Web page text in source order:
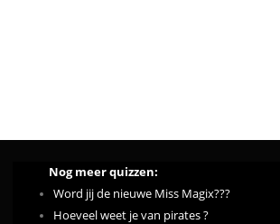
Nog meer quizzen:
Word jij de nieuwe Miss Magix???
Hoeveel weet je van pirates ?